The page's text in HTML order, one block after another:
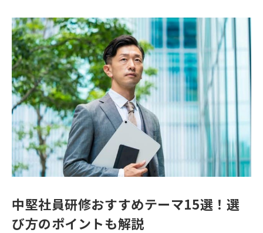
中堅社員研修おすすめテーマ15選！選
び方のポイントも解説